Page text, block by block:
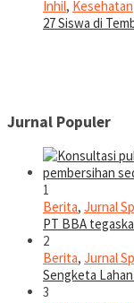
Inhil, Kesehatan
27 Siswa di
Jurnal Populer
1
Berita, Jurnal
PT BBA
2
Berita, Jurnal
Sengketa
3